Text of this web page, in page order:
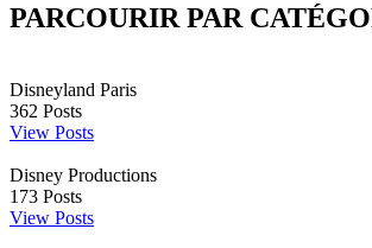
PARCOURIR PAR
Disneyland Paris
362 Posts
View Posts
Disney Productions
173 Posts
View Posts